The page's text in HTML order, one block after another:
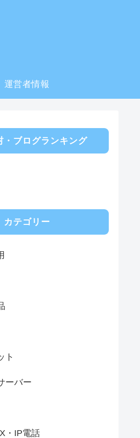
運営者情報
・ブログランキング
カテゴリー
ト
ーバー
・IP電話